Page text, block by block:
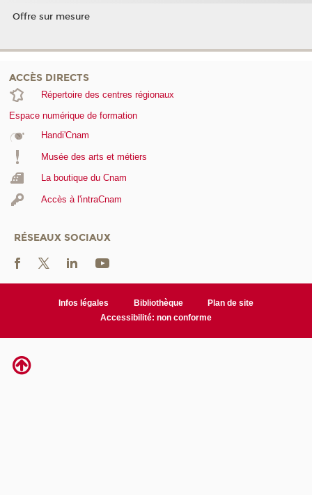
Offre sur mesure
ACCÈS DIRECTS
Répertoire des centres régionaux
Espace numérique de formation
Handi'Cnam
Musée des arts et métiers
La boutique du Cnam
Accès à l'intraCnam
RÉSEAUX SOCIAUX
Infos légales Bibliothèque
Plan de site
Accessibilité: non conforme